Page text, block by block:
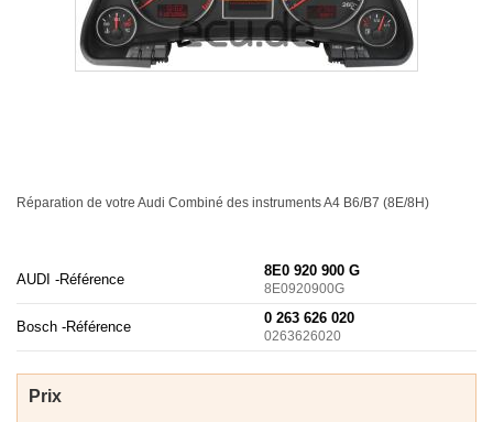
Réparation de votre Audi Combiné des instruments A4 B6/B7 (8E/8H)
AUDI -Référence
8E0 920 900 G
8E0920900G
Bosch -Référence
0 263 626 020
0263626020
Prix